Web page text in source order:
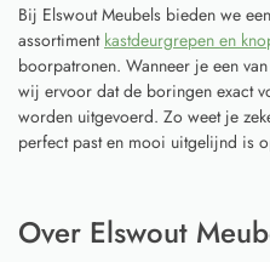
Bij Elswout Meubels bieden we
assortiment kastdeurgrepen en
boorpatronen. Wanneer je een
wij ervoor dat de boringen exact
worden uitgevoerd. Zo weet je
perfect past en mooi uitgelijnd is
Over Elswout